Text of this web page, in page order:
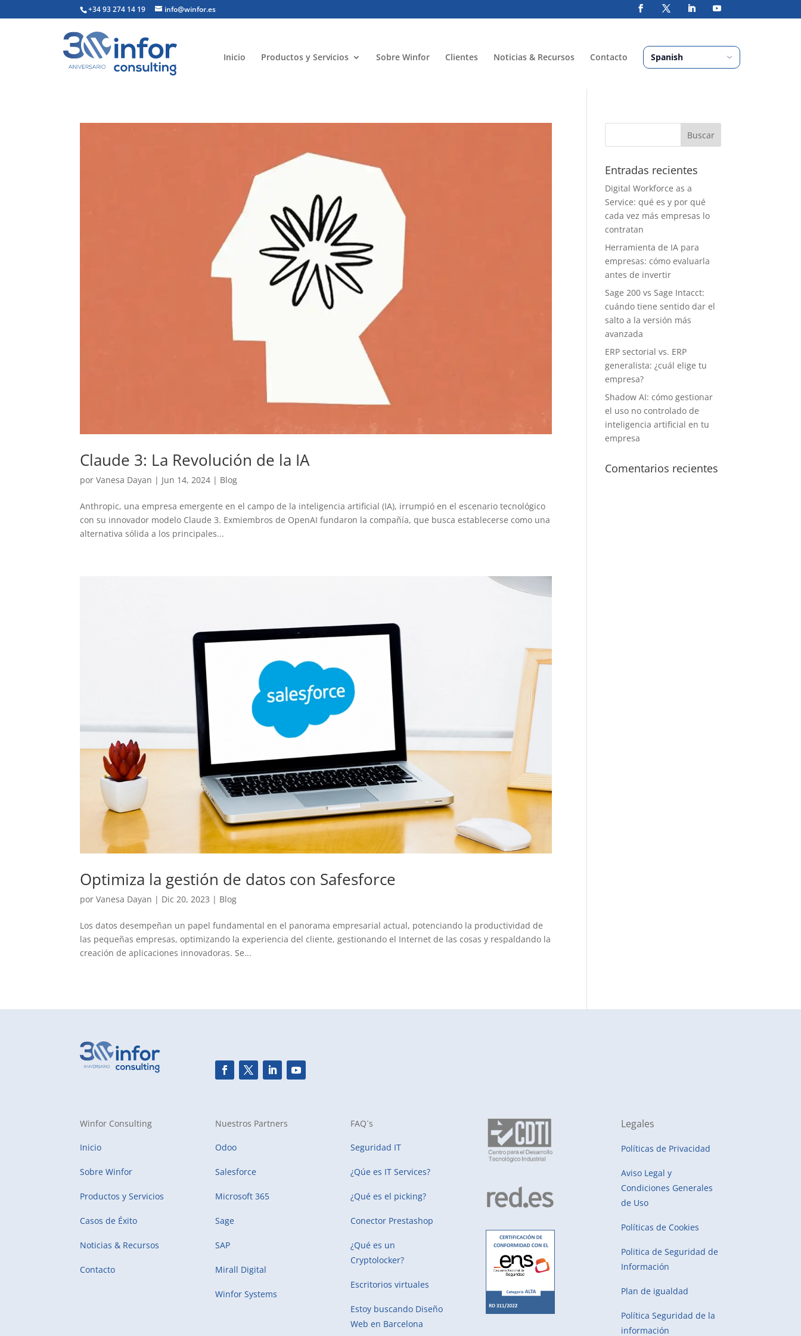
+34 93 274 14 19 info@winfor.es
Inicio Productos y Servicios Sobre Winfor Clientes Noticias & Recursos Contacto
Claude 3: La Revolución de la IA
porVanesa Dayan | Jun 14, 2024 | Blog
Anthropic, una empresa emergente en el campo de la inteligencia artificial (IA), irrumpió en el escenario tecnológico
con su innovador modelo Claude 3. Exmiembros de OpenAI fundaron la compañía, que busca establecerse como una
alternativa sólida a los principales...
Optimiza la gestión de datos con Safesforce
porVanesa Dayan | Dic 20, 2023 | Blog
Los datos desempeñan un papel fundamental en el panorama empresarial actual, potenciando la productividad de
las pequeñas empresas, optimizando la experiencia del cliente, gestionando el Internet de las cosas y respaldando la
creación de aplicaciones innovadoras. Se...
Entradas recientes
Digital Workforce as a
Service: qué es y por qué
cada vez más empresas lo
contratan
Herramienta de IA para
empresas: cómo evaluarla
antes de invertir
Sage 200 vs Sage Intacct:
cuándo tiene sentido dar el
salto a la versión más
avanzada
ERP sectorial vs. ERP
generalista: ¿cuál elige tu
empresa?
Shadow AI: cómo gestionar
el uso no controlado de
inteligencia artificial en tu
empresa
Comentarios recientes
Winfor Consulting
Inicio
Sobre Winfor
Productos y Servicios
Casos de Éxito
Noticias & Recursos
Contacto
Nuestros Partners
Odoo
Salesforce
Microsoft 365
Sage
SAP
Mirall Digital
Winfor Systems
FAQ´s
Seguridad IT
¿Qúe es IT Services?
¿Qué es el picking?
Conector Prestashop
¿Qué es un
Cryptolocker?
Escritorios virtuales
Estoy buscando Diseño
Web en Barcelona
Legales
Políticas de Privacidad
Aviso Legal y
Condiciones Generales
de Uso
Políticas de Cookies
Politica de Seguridad de
Información
Plan de igualdad
Política Seguridad de la
información